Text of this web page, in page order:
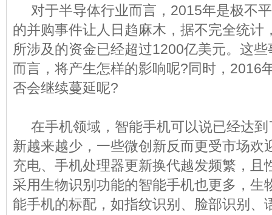
对于半导体行业而言，2015年是极不
的并购事件让人日趋麻木，据不完全统计
所涉及的资金已经超过1200亿美元。这
而言，将产生怎样的影响呢?同时，2016
否会继续蔓延呢?
在手机领域，智能手机可以说已经达到
新越来越少，一些微创新反而更受市场欢
充电、手机处理器更新换代越发频繁，且
采用生物识别功能的智能手机也更多，生
能手机的标配，如指纹识别、脸部识别、